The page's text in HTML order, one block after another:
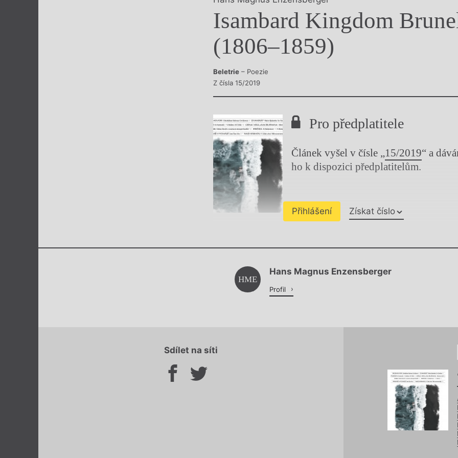
Výroční cenyIsambard Kingdom
(1806–1859)
Beletrie – Poezie
Z čísla 15/2019
Pro předplatitele
Článek vyšel v čísle „15/2019“ a
ho k dispozici předplatitelům.
Přihlášení Získat číslo
Chviličku.
HME
Hans Magnus Enzensberger
Profil
Sdílet na síti